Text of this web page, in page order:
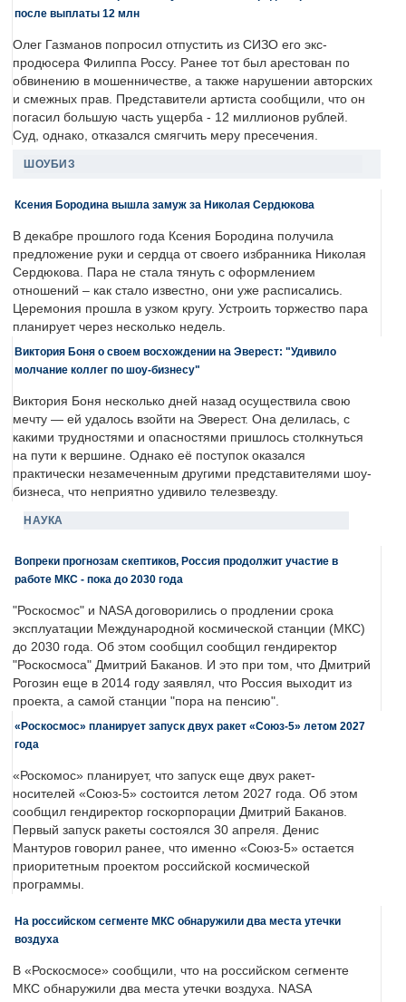
после выплаты 12 млн
Олег Газманов попросил отпустить из СИЗО его экс-
продюсера Филиппа Россу. Ранее тот был арестован по
обвинению в мошенничестве, а также нарушении авторских
и смежных прав. Представители артиста сообщили, что он
погасил большую часть ущерба - 12 миллионов рублей.
Суд, однако, отказался смягчить меру пресечения.
ШОУБИЗ
Ксения Бородина вышла замуж за Николая Сердюкова
В декабре прошлого года Ксения Бородина получила
предложение руки и сердца от своего избранника Николая
Сердюкова. Пара не стала тянуть с оформлением
отношений – как стало известно, они уже расписались.
Церемония прошла в узком кругу. Устроить торжество пара
планирует через несколько недель.
Виктория Боня о своем восхождении на Эверест: "Удивило
молчание коллег по шоу-бизнесу"
Виктория Боня несколько дней назад осуществила свою
мечту — ей удалось взойти на Эверест. Она делилась, с
какими трудностями и опасностями пришлось столкнуться
на пути к вершине. Однако её поступок оказался
практически незамеченным другими представителями шоу-
бизнеса, что неприятно удивило телезвезду.
НАУКА
Вопреки прогнозам скептиков, Россия продолжит участие в
работе МКС - пока до 2030 года
"Роскосмос" и NASA договорились о продлении срока
эксплуатации Международной космической станции (МКС)
до 2030 года. Об этом сообщил сообщил гендиректор
"Роскосмоса" Дмитрий Баканов. И это при том, что Дмитрий
Рогозин еще в 2014 году заявлял, что Россия выходит из
проекта, а самой станции "пора на пенсию".
«Роскосмос» планирует запуск двух ракет «Союз-5» летом 2027
года
«Роскомос» планирует, что запуск еще двух ракет-
носителей «Союз-5» состоится летом 2027 года. Об этом
сообщил гендиректор госкорпорации Дмитрий Баканов.
Первый запуск ракеты состоялся 30 апреля. Денис
Мантуров говорил ранее, что именно «Союз-5» остается
приоритетным проектом российской космической
программы.
На российском сегменте МКС обнаружили два места утечки
воздуха
В «Роскосмосе» сообщили, что на российском сегменте
МКС обнаружили два места утечки воздуха. NASA